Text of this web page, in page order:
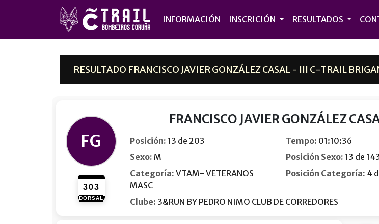
INFORMACIÓN INSCRICIÓN RESULTADOS
RESULTADO FRANCISCO JAVIER GONZÁLEZ CASAL - III C-TRAIL
FG
303
DORSAL
FRANCISCO JAVIER GONZÁLEZ
Posición: 13 de 203 Tempo: 01:10:36
Sexo: M Posición Sexo: 13 de
Categoría: VTAM- VETERANOS
MASC
Posición Categoría: 4
Clube: 3&RUN BY PEDRO NIMO CLUB DE CORREDORES